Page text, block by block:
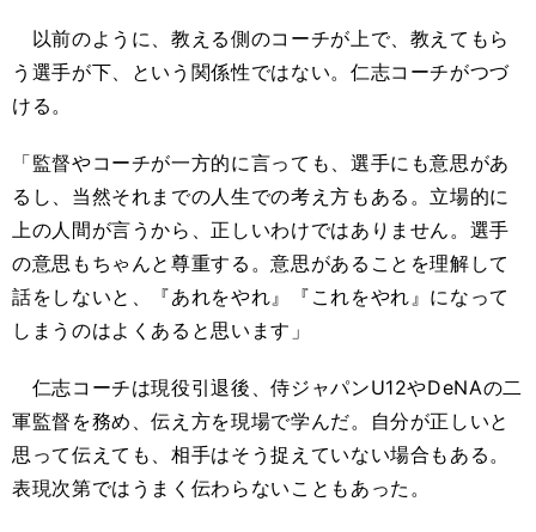
以前のように、教える側のコーチが上で、教えてもら
う選手が下、という関係性ではない。仁志コーチがつづ
ける。
「監督やコーチが一方的に言っても、選手にも意思があ
るし、当然それまでの人生での考え方もある。立場的に
上の人間が言うから、正しいわけではありません。選手
の意思もちゃんと尊重する。意思があることを理解して
話をしないと、『あれをやれ』『これをやれ』になって
しまうのはよくあると思います」
仁志コーチは現役引退後、侍ジャパンU12やDeNAの二
軍監督を務め、伝え方を現場で学んだ。自分が正しいと
思って伝えても、相手はそう捉えていない場合もある。
表現次第ではうまく伝わらないこともあった。